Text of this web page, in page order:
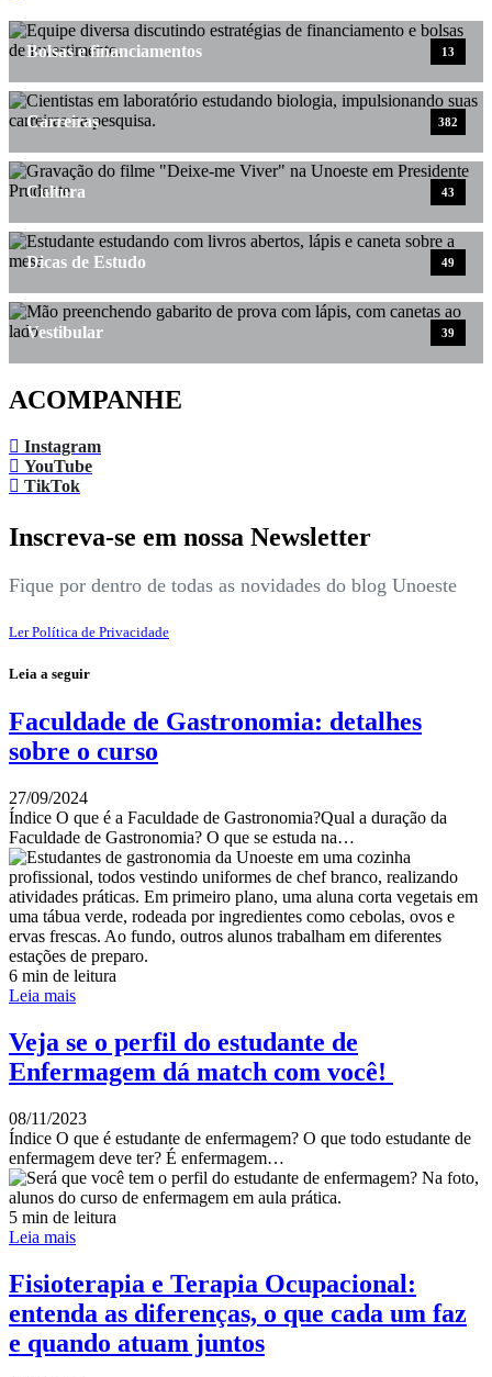
Bolsas e financiamentos 13
Carreiras 382
Cultura 43
Dicas de Estudo 49
Vestibular 39
ACOMPANHE
Instagram
YouTube
TikTok
Inscreva-se em nossa Newsletter
Fique por dentro de todas as novidades do blog Unoeste
Ler Política de Privacidade
Leia a seguir
Faculdade de Gastronomia: detalhes
sobre o curso
27/09/2024
Índice O que é a Faculdade de Gastronomia?Qual a duração da
Faculdade de Gastronomia? O que se estuda na…
6 min de leitura
Leia mais
Veja se o perfil do estudante de
Enfermagem dá match com você!
08/11/2023
Índice O que é estudante de enfermagem? O que todo estudante de
enfermagem deve ter? É enfermagem…
5 min de leitura
Leia mais
Fisioterapia e Terapia Ocupacional:
entenda as diferenças, o que cada um faz
e quando atuam juntos